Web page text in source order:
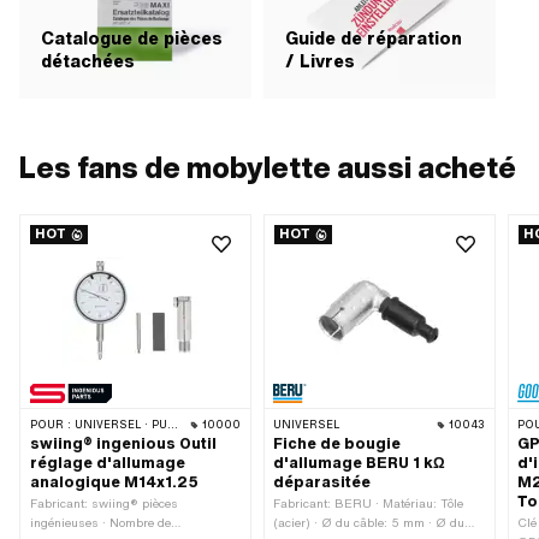
Catalogue de pièces
détachées
Guide de réparation
/ Livres
Les fans de mobylette aussi acheté
HOT
POUR : UNIVERSEL · PUCH · SACHS · PONY / CILO (BÊTA 521 & 512) · PIAGGIO · ZÜNDAPP BELMONDO · TOMOS · CILO 10000
swiing® ingenious Outil
réglage d'allumage
analogique M14x1.25
Fabricant: swiing® pièces
ingénieuses · Nombre de
HOT
UNIVERSEL 10043
Fiche de bougie
d'allumage BERU 1 kΩ
déparasitée
Fabricant: BERU · Matériau: Tôle
(acier) · Ø du câble: 5 mm · Ø du